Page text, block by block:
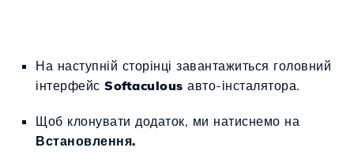
На наступній сторінці завантажиться головний
інтерфейс Softaculous авто-інсталятора.
Щоб клонувати додаток, ми натиснемо на
Встановлення.